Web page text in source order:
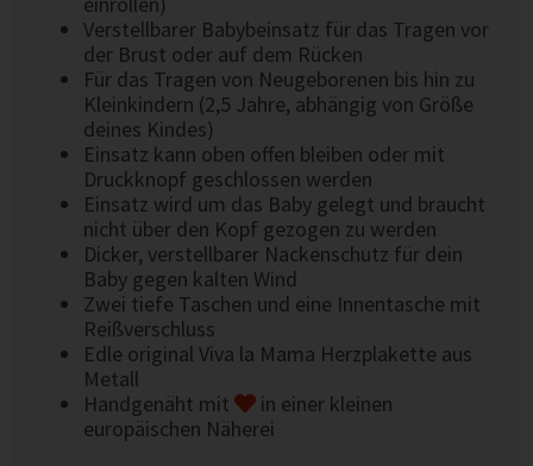
Verstellbarer Babybeinsatz für das Tragen vor
der Brust oder auf dem Rücken
Für das Tragen von Neugeborenen bis hin zu
Kleinkindern (2,5 Jahre, abhängig von Größe
deines Kindes)
Einsatz kann oben offen bleiben oder mit
Druckknopf geschlossen werden
Einsatz wird um das Baby gelegt und braucht
nicht über den Kopf gezogen zu werden
Dicker, verstellbarer Nackenschutz für dein
Baby gegen kalten Wind
Zwei tiefe Taschen und eine Innentasche mit
Reißverschluss
Edle original Viva la Mama Herzplakette aus
Metall
Handgenäht mit
in einer kleinen
europäischen Näherei